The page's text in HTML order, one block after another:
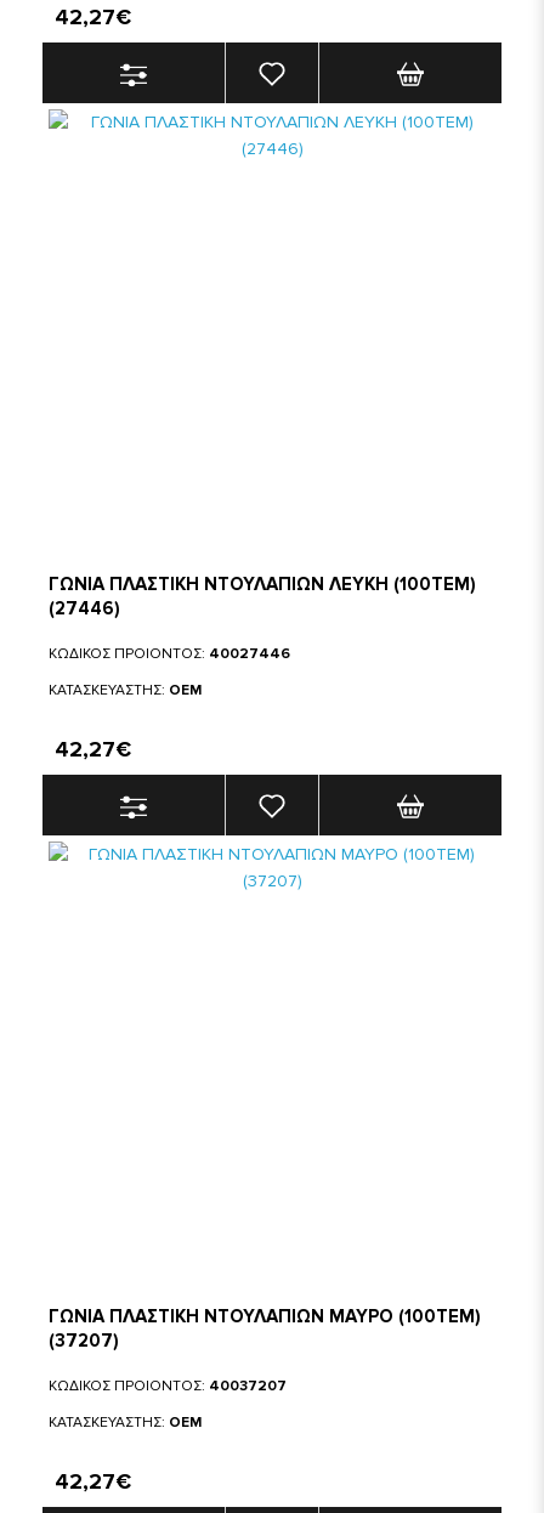
42,27€
ΓΩΝΙΑ ΠΛΑΣΤΙΚΗ ΝΤΟΥΛΑΠΙΩΝ ΛΕΥΚΗ (100ΤΕΜ)
(27446)
ΚΩΔΙΚΟΣ ΠΡΟΙΟΝΤΟΣ: 40027446
ΚΑΤΑΣΚΕΥΑΣΤΗΣ: OEM
42,27€
ΓΩΝΙΑ ΠΛΑΣΤΙΚΗ ΝΤΟΥΛΑΠΙΩΝ ΜΑΥΡΟ (100ΤΕΜ)
(37207)
ΚΩΔΙΚΟΣ ΠΡΟΙΟΝΤΟΣ: 40037207
ΚΑΤΑΣΚΕΥΑΣΤΗΣ: OEM
42,27€